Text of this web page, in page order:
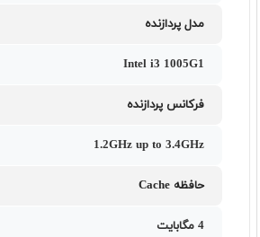
مدل پردازنده
Intel i3 1005G1
فرکانس پردازنده
1.2GHz up to 3.4GHz
حافظه Cache
4 مگابایت